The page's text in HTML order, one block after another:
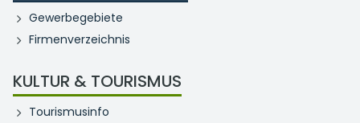
Gewerbegebiete
Firmenverzeichnis
KULTUR & TOURISMUS
Tourismusinfo